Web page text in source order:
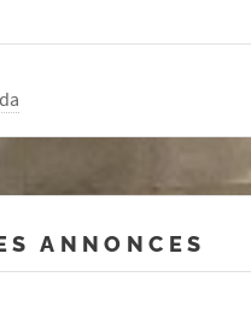
ANNONCES